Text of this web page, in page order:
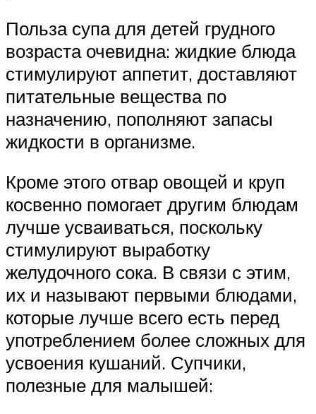
Польза супа для детей грудного
возраста очевидна: жидкие блюда
стимулируют аппетит, доставляют
питательные вещества по
назначению, пополняют запасы
жидкости в организме.
Кроме этого отвар овощей и круп
косвенно помогает другим блюдам
лучше усваиваться, поскольку
стимулируют выработку
желудочного сока. В связи с этим,
их и называют первыми блюдами,
которые лучше всего есть перед
употреблением более сложных для
усвоения кушаний. Супчики,
полезные для малышей: